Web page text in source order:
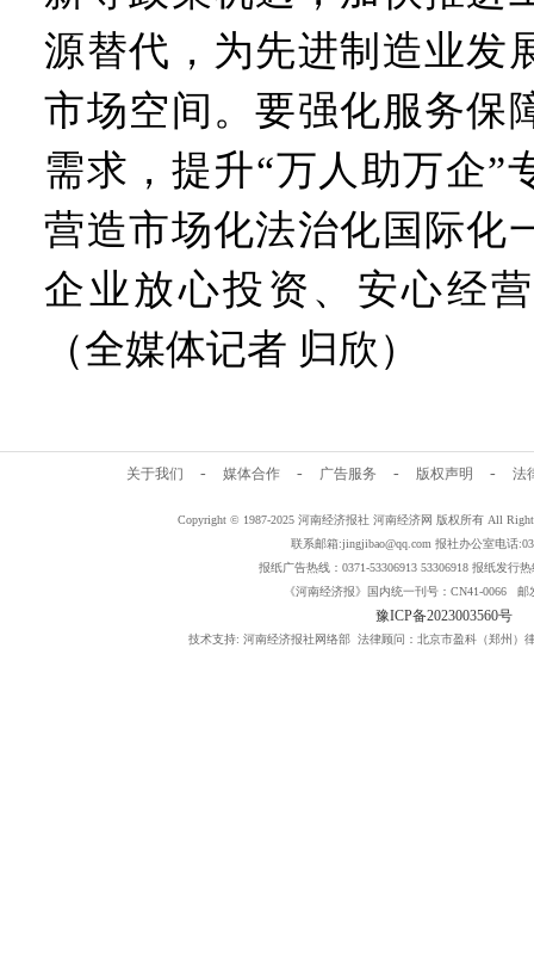
源替代，为先进制造业发
市场空间。要强化服务保
需求，提升“万人助万企”
营造市场化法治化国际化
企业放心投资、安心经
（全媒体记者 归欣）
关于我们 - 媒体合作 - 广告服务 - 版权声明 - 法
Copyright © 1987-2025 河南经济报社 河南经济网 版权所有 All
联系邮箱:jingjibao@qq.com 报社办公室电话
报纸广告热线：0371-53306913 53306918 报纸发行热
《河南经济报》国内统一刊号：CN41-0066 邮
豫ICP备2023003560号
技术支持: 河南经济报社网络部 法律顾问：北京市盈科（郑州